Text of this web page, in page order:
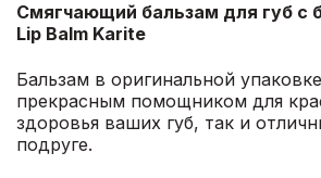
Смягчающий бальзам для губ с
Lip Balm Karite
Бальзам в оригинальной
прекрасным помощником для
здоровья ваших губ, так и
подруге.